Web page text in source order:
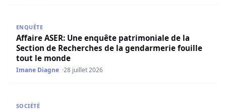
ENQUÊTE
Affaire ASER: Une enquête patrimoniale de la
Section de Recherches de la gendarmerie fouille
tout le monde
Imane Diagne 28 juillet 2026
SOCIÉTÉ